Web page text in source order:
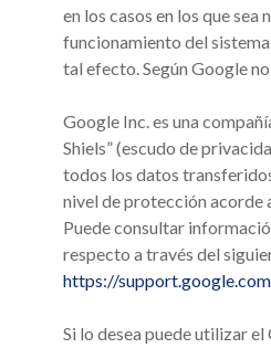
en los casos en los que sea
funcionamiento del
tal efecto. Según Google
Google Inc. es una
Shiels”(escudo de
todos los datos
nivel de protección acorde
Puede consultar
respecto a través del
https://
Si lo desea puede utilizar